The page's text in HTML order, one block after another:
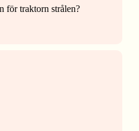
för traktorn strålen?